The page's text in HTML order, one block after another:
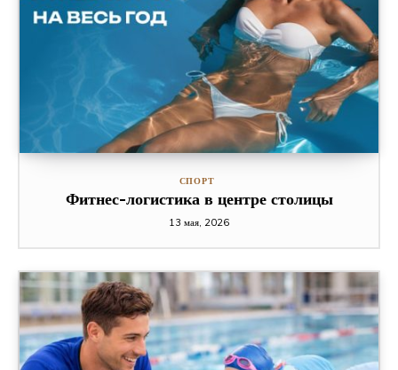
СПОРТ
Фитнес-логистика в центре столицы
13 мая, 2026